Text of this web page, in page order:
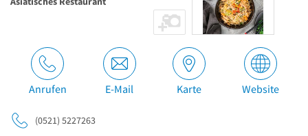
Anrufen E-Mail Karte Website
(0521) 5227263